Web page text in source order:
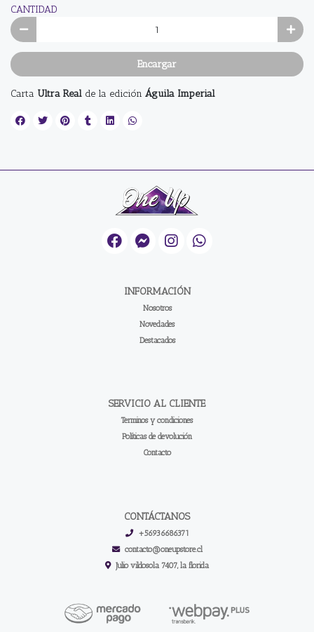
CANTIDAD
Encargar
Carta Ultra Real de la edición Águila Imperial
INFORMACIÓN
Nosotros
Novedades
Destacados
SERVICIO AL CLIENTE
Terminos y condiciones
Políticas de devolución
Contacto
CONTÁCTANOS
+56936686371
contacto@oneupstore.cl
Julio vildosola 7407, la florida